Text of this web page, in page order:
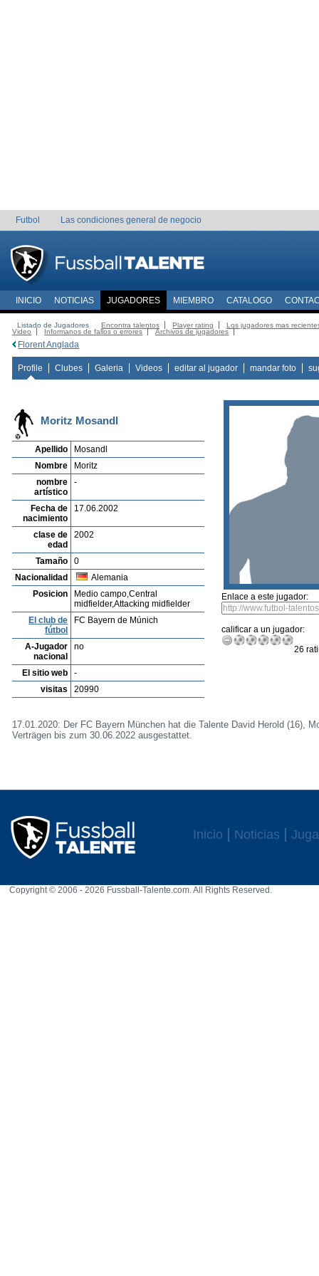
Futbol Las condiciones general de negocio
INICIO NOTICIAS JUGADORES MIEMBRO CATALOGO
Listado de Jugadores Encontra talentos Player rating
Los jugadores mas
Video
Informanos de fallos o errores Archivos de jugadores
Florent Anglada
Profile Clubes Galeria Videos editar al jugador mandar foto
Moritz Mosandl
Apellido
Mosandl
Nombre
Moritz
nombre
artístico
-
Fecha de
nacimiento
17.06.2002
clase de
edad
2002
Tamaño
0
Nacionalidad
Alemania
Posicion
Medio campo,Central
midfielder,Attacking midfielder
El club de
fútbol
FC Bayern de Múnich
A-Jugador
nacional
no
El sitio web
-
visitas
20990
Enlace a este jugador:
calificar a un jugador:
26
17.01.2020: Der FC Bayern München hat die Talente David Herold (16),
Verträgen bis zum 30.06.2022 ausgestattet.
Inicio Noticias
Copyright © 2006 - 2026 Fussball-Talente.com. All Rights Reserved.